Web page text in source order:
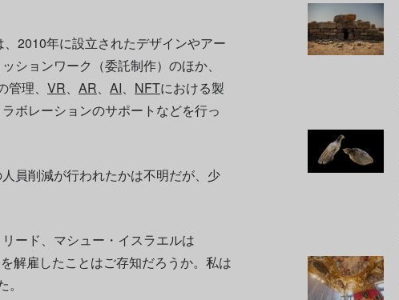
、2010年に設立されたデザインやアー
ションワーク（委託制作）のほか、
理、 VR、 AR、 AI、 NFTにおける製
ボレーションのサポートなどを行っ
員削減が行われたかは不明だが、少
ード、マシュー・イスラエルは
解雇したことはご存知だろうか。私は
。